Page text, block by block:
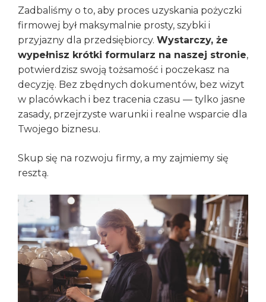
Zadbaliśmy o to, aby proces uzyskania pożyczki
firmowej był maksymalnie prosty, szybki i
przyjazny dla przedsiębiorcy. Wystarczy, że
wypełnisz krótki formularz na naszej stronie,
potwierdzisz swoją tożsamość i poczekasz na
decyzję. Bez zbędnych dokumentów, bez wizyt
w placówkach i bez tracenia czasu — tylko jasne
zasady, przejrzyste warunki i realne wsparcie dla
Twojego biznesu.
Skup się na rozwoju firmy, a my zajmiemy się
resztą.